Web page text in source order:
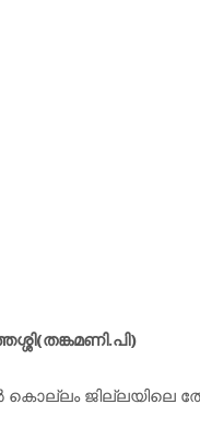
കൊല്ലം ജില്ലയിലെ